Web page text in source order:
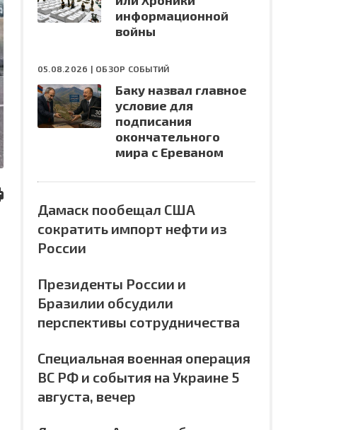
информационной
войны
05.08.2026 | ОБЗОР СОБЫТИЙ
Баку назвал главное
условие для
подписания
окончательного
мира с Ереваном
Дамаск пообещал США
сократить импорт нефти из
России
Президенты России и
Бразилии обсудили
перспективы сотрудничества
Специальная военная операция
ВС РФ и события на Украине 5
августа, вечер